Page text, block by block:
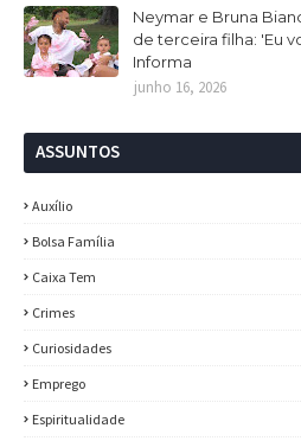
Neymar e Bruna
de terceira filha: 'Eu
Informa
junho 16, 2026
ASSUNTOS
Auxílio
Bolsa Família
Caixa Tem
Crimes
Curiosidades
Emprego
Espiritualidade